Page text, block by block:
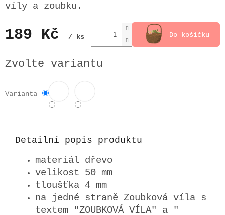
víly a zoubku.
189 Kč
/ ks
cena:
Do košíčku
Zvolte variantu
Varianta
Detailní popis produktu
materiál dřevo
velikost 50 mm
tloušťka 4 mm
na jedné straně Zoubková víla s
textem "ZOUBKOVÁ VÍLA" a "